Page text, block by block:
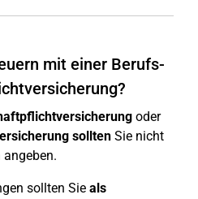
mit einer Berufs-
oder
sollten Sie nicht
sollten Sie als